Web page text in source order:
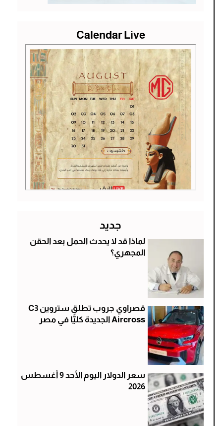
Calendar Live
جديد
لماذا قد لا يحدث الحمل بعد الحقن
المجهري؟
قصراوي جروب تطلق ستروين C3
Aircross الجديدة كليًّا في مصر
سعر الدولار اليوم الأحد 9 أغسطس
2026